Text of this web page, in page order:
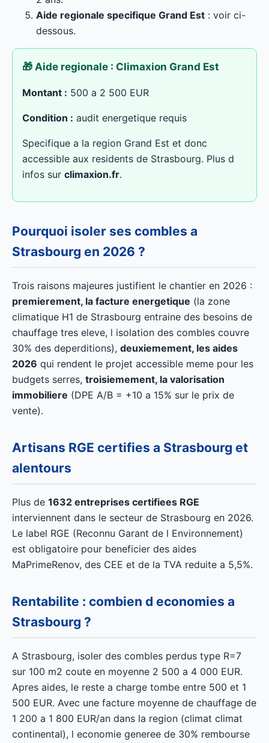
Aide regionale specifique Grand Est : voir ci-
dessous.
🎁 Aide regionale : Climaxion Grand Est
Montant : 500 a 2 500 EUR
Condition : audit energetique requis
Specifique a la region Grand Est et donc
accessible aux residents de Strasbourg. Plus d
infos sur climaxion.fr.
Pourquoi isoler ses combles a
Strasbourg en 2026 ?
Trois raisons majeures justifient le chantier en 2026 :
premierement, la facture energetique (la zone
climatique H1 de Strasbourg entraine des besoins de
chauffage tres eleve, l isolation des combles couvre
30% des deperditions), deuxiemement, les aides
2026 qui rendent le projet accessible meme pour les
budgets serres, troisiemement, la valorisation
immobiliere (DPE A/B = +10 a 15% sur le prix de
vente).
Artisans RGE certifies a Strasbourg et
alentours
Plus de 1632 entreprises certifiees RGE
interviennent dans le secteur de Strasbourg en 2026.
Le label RGE (Reconnu Garant de l Environnement)
est obligatoire pour beneficier des aides
MaPrimeRenov, des CEE et de la TVA reduite a 5,5%.
Rentabilite : combien d economies a
Strasbourg ?
A Strasbourg, isoler des combles perdus type R=7
sur 100 m2 coute en moyenne 2 500 a 4 000 EUR.
Apres aides, le reste a charge tombe entre 500 et 1
500 EUR. Avec une facture moyenne de chauffage de
1 200 a 1 800 EUR/an dans la region (climat climat
continental), l economie generee de 30% rembourse